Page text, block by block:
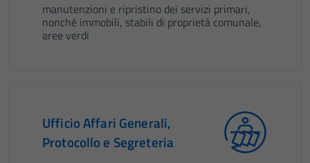
manutenzioni e ripristino dei servizi primari,
nonché immobili, stabili di proprietà comunale,
aree verdi
Ufficio Affari Generali,
Protocollo e Segreteria